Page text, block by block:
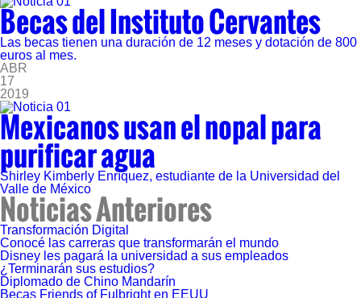
Becas del Instituto Cervantes
Las becas tienen una duración de 12 meses y dotación de 800
euros al mes.
ABR
17
2019
Mexicanos usan el nopal para
purificar agua
Shirley Kimberly Enríquez, estudiante de la Universidad del
Valle de México
Noticias Anteriores
Transformación Digital
Conocé las carreras que transformarán el mundo
Disney les pagará la universidad a sus empleados
¿Terminarán sus estudios?
Diplomado de Chino Mandarín
Becas Friends of Fulbright en EEUU